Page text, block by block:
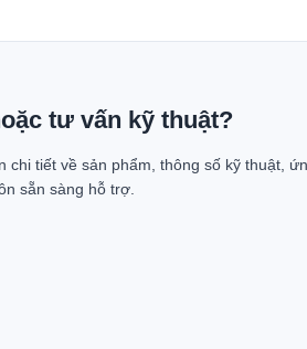
tư vấn kỹ thuật?
chi tiết về sản phẩm, thông số kỹ thuật,
sẵn sàng hỗ trợ.